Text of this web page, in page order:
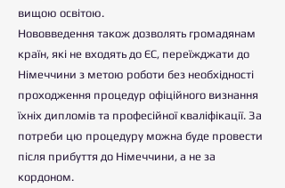
вищою освітою.
Нововведення також дозволять громадянам
країн, які не входять до ЄС, переїжджати до
Німеччини з метою роботи без необхідності
проходження процедур офіційного визнання
їхніх дипломів та професійної кваліфікації. За
потреби цю процедуру можна буде провести
після прибуття до Німеччини, а не за
кордоном.